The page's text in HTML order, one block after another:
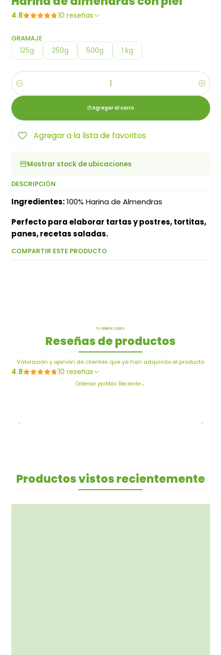
4.8 10 reseñas
GRAMAJE
125g 250g 500g 1 kg
Cantidad
Agregar al carro
Agregar a la lista de favoritos
Mostrar stock de ubicaciones
DESCRIPCIÓN
Ingredientes:100% Harina de Almendras
Perfecto para elaborar tartas y postres, tortitas,
panes, recetas saladas.
COMPARTIR ESTE PRODUCTO
TU OPINIÓN CUENTA
Reseñas de productos
Valoración y opinión de clientes que ya han adquirido el producto
4.8 10 reseñas
Ordenar porMás Reciente
Productos vistos recientemente